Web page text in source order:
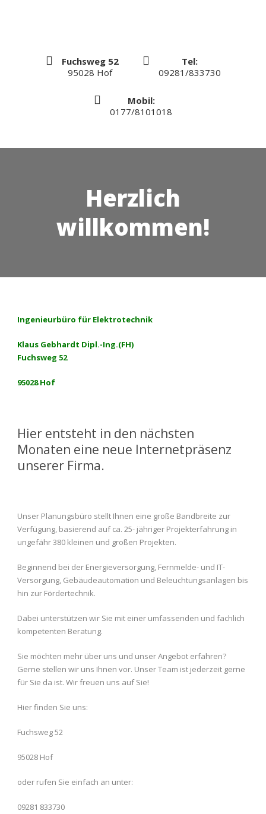
Fuchsweg 52
95028 Hof
Tel:
09281/833730
Mobil:
0177/8101018
Herzlich
willkommen!
Ingenieurbüro für Elektrotechnik
Klaus Gebhardt Dipl.-Ing.(FH)
Fuchsweg 52
95028 Hof
Hier entsteht in den nächsten
Monaten eine neue Internetpräsenz
unserer Firma.
Unser Planungsbüro stellt Ihnen eine große Bandbreite zur
Verfügung, basierend auf ca. 25- jähriger Projekterfahrung in
ungefähr 380 kleinen und großen Projekten.
Beginnend bei der Energieversorgung, Fernmelde- und IT-
Versorgung, Gebäudeautomation und Beleuchtungsanlagen bis
hin zur Fördertechnik.
Dabei unterstützen wir Sie mit einer umfassenden und fachlich
kompetenten Beratung.
Sie möchten mehr über uns und unser Angebot erfahren?
Gerne stellen wir uns Ihnen vor. Unser Team ist jederzeit gerne
für Sie da ist. Wir freuen uns auf Sie!
Hier finden Sie uns:
Fuchsweg 52
95028 Hof
oder rufen Sie einfach an unter:
09281 833730